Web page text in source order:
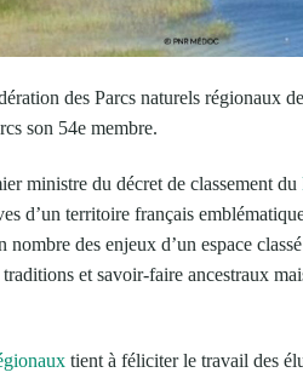
des Parcs naturels régionaux
son 54e membre.
ministre du décret de classement du
d’un territoire français
nombre des enjeux d’un espace
et savoir-faire ancestraux
tient à féliciter le travail des